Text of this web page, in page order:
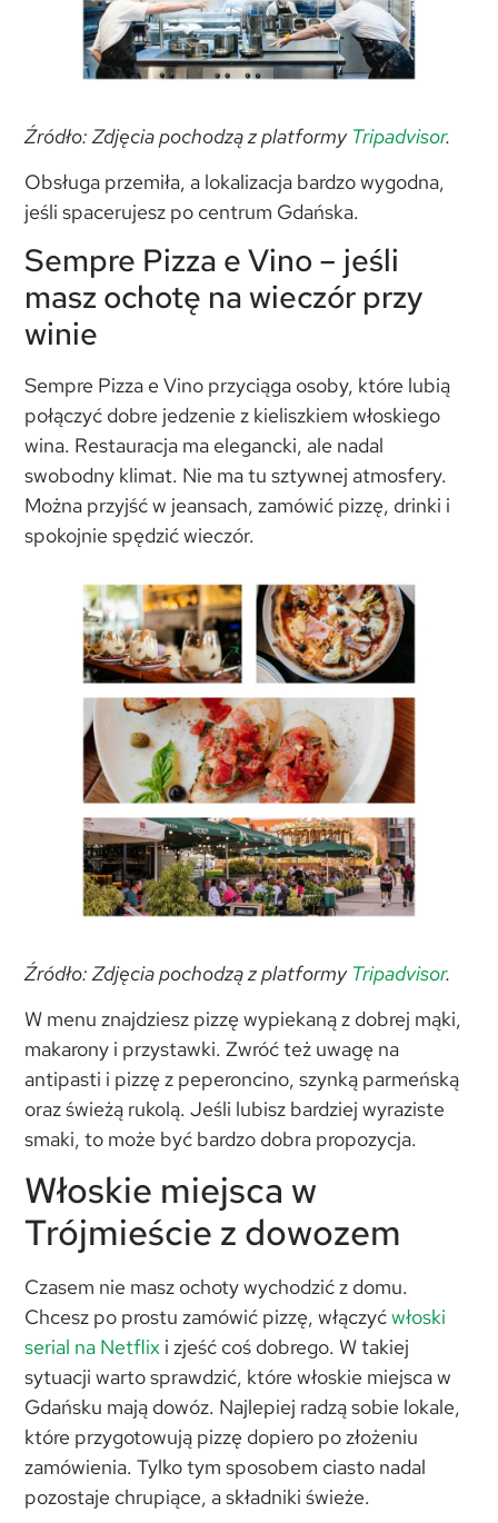
Źródło: Zdjęcia pochodzą z platformy Tripadvisor.
Obsługa przemiła, a lokalizacja bardzo wygodna,
jeśli spacerujesz po centrum Gdańska.
Sempre Pizza e Vino – jeśli
masz ochotę na wieczór przy
winie
Sempre Pizza e Vino przyciąga osoby, które lubią
połączyć dobre jedzenie z kieliszkiem włoskiego
wina. Restauracja ma elegancki, ale nadal
swobodny klimat. Nie ma tu sztywnej atmosfery.
Można przyjść w jeansach, zamówić pizzę, drinki i
spokojnie spędzić wieczór.
Źródło: Zdjęcia pochodzą z platformy Tripadvisor.
W menu znajdziesz pizzę wypiekaną z dobrej mąki,
makarony i przystawki. Zwróć też uwagę na
antipasti i pizzę z peperoncino, szynką parmeńską
oraz świeżą rukolą. Jeśli lubisz bardziej wyraziste
smaki, to może być bardzo dobra propozycja.
Włoskie miejsca w
Trójmieście z dowozem
Czasem nie masz ochoty wychodzić z domu.
Chcesz po prostu zamówić pizzę, włączyćwłoski
serial na Netflix i zjeść coś dobrego. W takiej
sytuacji warto sprawdzić, które włoskie miejsca w
Gdańsku mają dowóz. Najlepiej radzą sobie lokale,
które przygotowują pizzę dopiero po złożeniu
zamówienia. Tylko tym sposobem ciasto nadal
pozostaje chrupiące, a składniki świeże.